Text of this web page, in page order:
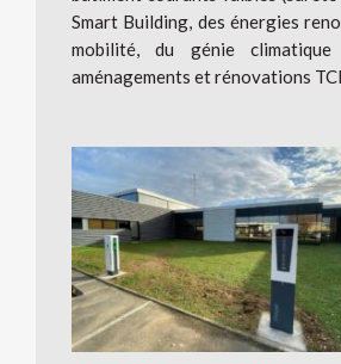
Smart Building, des énergies
mobilité, du génie
aménagements et rénovations